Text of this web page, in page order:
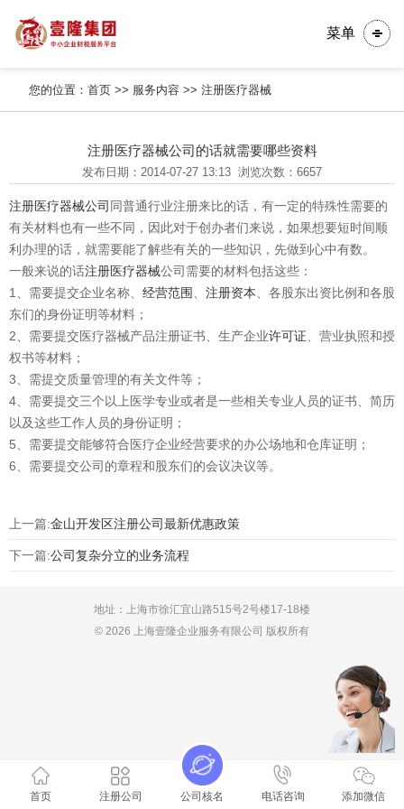
菜单
您的位置：首页 >> 服务内容 >>注册医疗器械
注册医疗器械公司的话就需要哪些资料
发布日期：2014-07-27 13:13 浏览次数：6657
注册医疗器械公司 同普通行业注册来比的话，有一定的特殊性需要的
有关材料也有一些不同，因此对于创办者们来说，如果想要短时间顺
利办理的话，就需要能了解些有关的一些知识，先做到心中有数。
一般来说的话注册医疗器械公司需要的材料包括这些：
1、需要提交企业名称、 经营范围 注册资本 、各股东出资比例和各股
东们的身份证明等材料；
2、需要提交医疗器械产品注册证书、生产企业许可证 、营业执照和授
权书等材料；
3、需提交质量管理的有关文件等；
4、需要提交三个以上医学专业或者是一些相关专业人员的证书、简历
以及这些工作人员的身份证明；
5、需要提交能够符合医疗企业经营要求的办公场地和仓库证明；
6、需要提交公司的章程和股东们的会议决议等。
上一篇:金山开发区注册公司最新优惠政策
下一篇:公司复杂分立的业务流程
地址：上海市徐汇宜山路515号2号楼17-18楼
© 2026 上海壹隆企业服务有限公司 版权所有
首页 注册公司 公司核名 电话咨询 添加微信